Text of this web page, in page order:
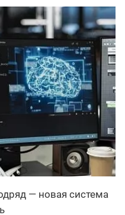
— новая система